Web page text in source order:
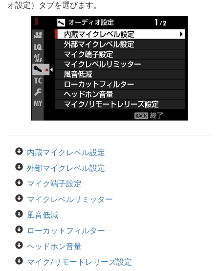
オ設定）タブを選びます。
内蔵マイクレベル設定
外部マイクレベル設定
マイク端子設定
マイクレベルリミッター
風音低減
ローカットフィルター
ヘッドホン音量
マイク/リモートレリーズ設定